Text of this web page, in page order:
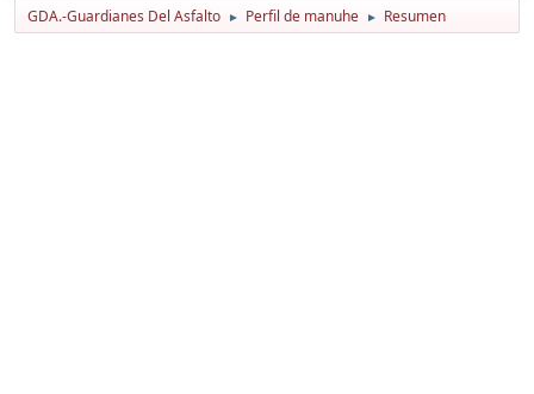
GDA.-Guardianes Del Asfalto ► Perfil de manuhe ► Resumen